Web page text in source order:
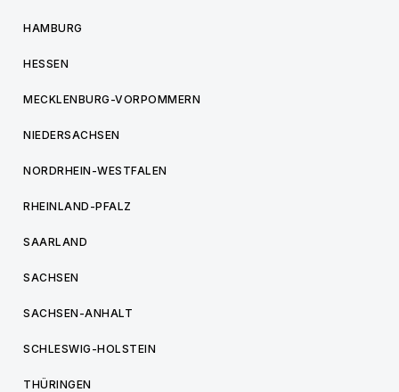
HAMBURG
HESSEN
MECKLENBURG-VORPOMMERN
NIEDERSACHSEN
NORDRHEIN-WESTFALEN
RHEINLAND-PFALZ
SAARLAND
SACHSEN
SACHSEN-ANHALT
SCHLESWIG-HOLSTEIN
THÜRINGEN